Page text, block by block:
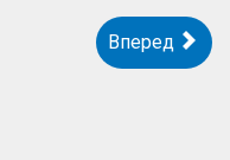
Вперед